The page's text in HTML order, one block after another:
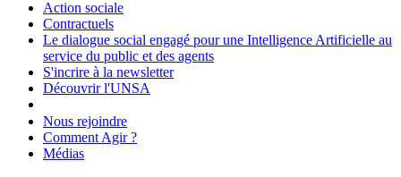
Action sociale
Contractuels
Le dialogue social engagé pour une Intelligence Artificielle au
service du public et des agents
S'incrire à la newsletter
Découvrir l'UNSA
Nous rejoindre
Comment Agir ?
Médias